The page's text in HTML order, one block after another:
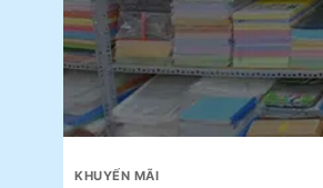
KHUYẾN MÃI